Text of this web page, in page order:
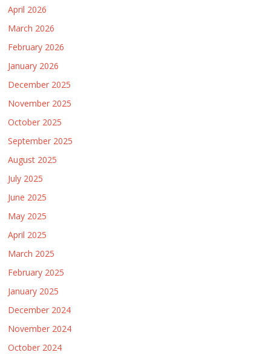
April 2026
March 2026
February 2026
January 2026
December 2025
November 2025
October 2025
September 2025
August 2025
July 2025
June 2025
May 2025
April 2025
March 2025
February 2025
January 2025
December 2024
November 2024
October 2024